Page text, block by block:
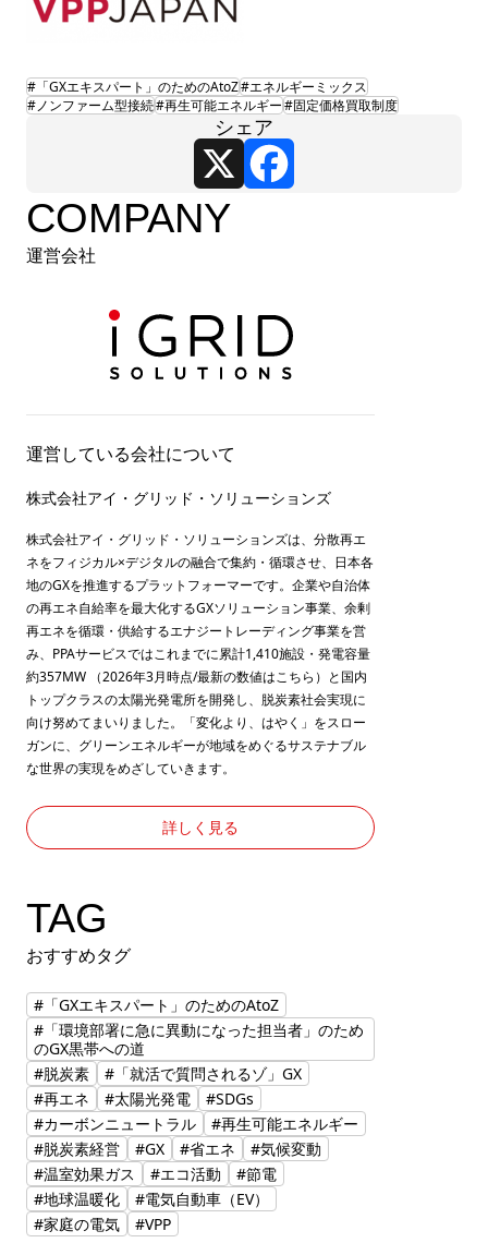
#「GXエキスパート」のためのAtoZ#エネルギーミックス
#ノンファーム型接続#再生可能エネルギー#固定価格買取制度
シェア
X
COMPANY
運営会社
運営している会社について
株式会社アイ・グリッド・ソリューションズ
株式会社アイ・グリッド・ソリューションズは、分散再エ
ネをフィジカル×デジタルの融合で集約・循環させ、日本各
地のGXを推進するプラットフォーマーです。企業や自治体
の再エネ自給率を最大化するGXソリューション事業、余剰
再エネを循環・供給するエナジートレーディング事業を営
み、PPAサービスではこれまでに累計1,410施設・発電容量
約357MW （2026年3月時点/最新の数値はこちら ）と国内
トップクラスの太陽光発電所を開発し、脱炭素社会実現に
向け努めてまいりました。「変化より、はやく」をスロー
ガンに、グリーンエネルギーが地域をめぐるサステナブル
な世界の実現をめざしていきます。
詳しく見る
TAG
おすすめタグ
#「GXエキスパート」のためのAtoZ
#「環境部署に急に異動になった担当者」のため
のGX黒帯への道
#脱炭素
#「就活で質問されるゾ」GX
#再エネ
#太陽光発電
#SDGs
#カーボンニュートラル
#再生可能エネルギー
#脱炭素経営
#GX #省エネ
#気候変動
#温室効果ガス
#エコ活動
#節電
#地球温暖化
#電気自動車（EV）
#家庭の電気
#VPP